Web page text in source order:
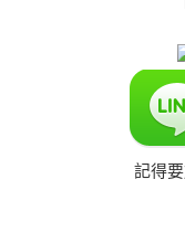
記得